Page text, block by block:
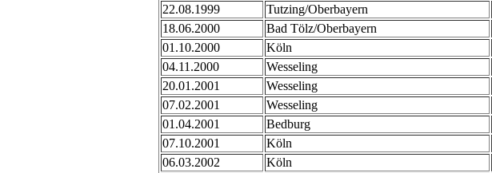
22.08.1999
Tutzing/Oberbayern
18.06.2000
Bad Tölz/Oberbayern
01.10.2000
Köln
04.11.2000
Wesseling
20.01.2001
Wesseling
07.02.2001
Wesseling
01.04.2001
Bedburg
07.10.2001
Köln
06.03.2002
Köln